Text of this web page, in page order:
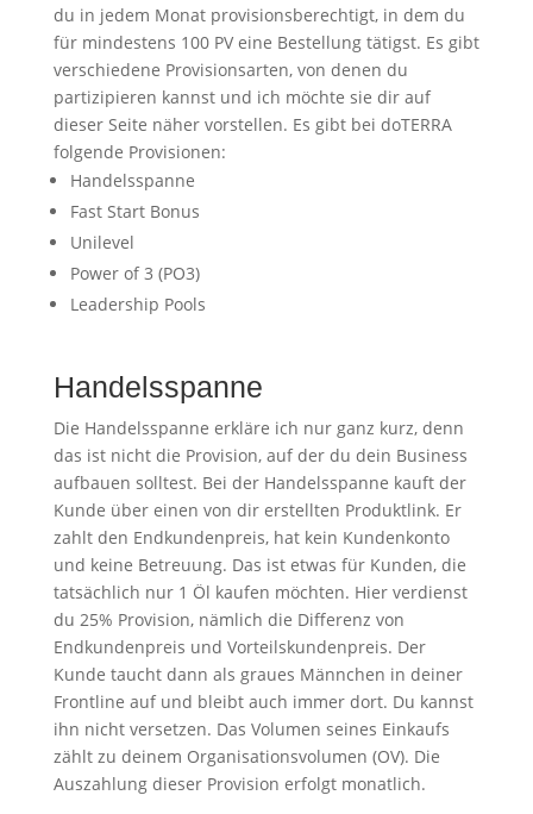
du in jedem Monat provisionsberechtigt, in dem du
für mindestens 100 PV eine Bestellung tätigst. Es gibt
verschiedene Provisionsarten, von denen du
partizipieren kannst und ich möchte sie dir auf
dieser Seite näher vorstellen. Es gibt bei doTERRA
folgende Provisionen:
Handelsspanne
Fast Start Bonus
Unilevel
Power of 3 (PO3)
Leadership Pools
Handelsspanne
Die Handelsspanne erkläre ich nur ganz kurz, denn
das ist nicht die Provision, auf der du dein Business
aufbauen solltest. Bei der Handelsspanne kauft der
Kunde über einen von dir erstellten Produktlink. Er
zahlt den Endkundenpreis, hat kein Kundenkonto
und keine Betreuung. Das ist etwas für Kunden, die
tatsächlich nur 1 Öl kaufen möchten. Hier verdienst
du 25% Provision, nämlich die Differenz von
Endkundenpreis und Vorteilskundenpreis. Der
Kunde taucht dann als graues Männchen in deiner
Frontline auf und bleibt auch immer dort. Du kannst
ihn nicht versetzen. Das Volumen seines Einkaufs
zählt zu deinem Organisationsvolumen (OV). Die
Auszahlung dieser Provision erfolgt monatlich.